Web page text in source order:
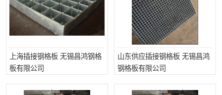
上海插接钢格板 无锡昌鸿钢格
板有限公司
山东供应插接钢格板 无锡昌鸿
钢格板有限公司